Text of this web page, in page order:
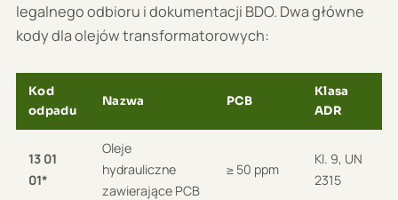
legalnego odbioru i dokumentacji BDO. Dwa główne
kody dla olejów transformatorowych:
Kod
odpadu
Nazwa PCB
Klasa
ADR
13 01
01*
Oleje
hydrauliczne
zawierające PCB
≥ 50 ppm
Kl. 9, UN
2315